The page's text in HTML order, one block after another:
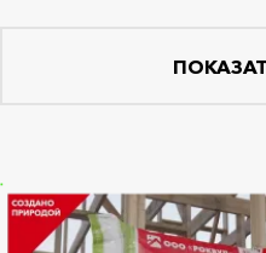
00458/25
ООО «Роквул-Север»,
24.03.2030